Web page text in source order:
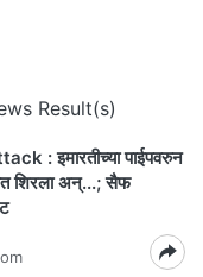
Result(s)
: इमारतीच्या पाईपवरुन
शिरला अन्...; सैफ